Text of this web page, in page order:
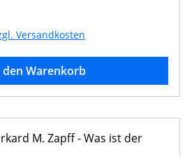
und Organisationen
bereit, in "Corporate
. . . Die Verfasserin hat die
und
an der Fakultät für
der KU.
Versandkosten
den Warenkorb